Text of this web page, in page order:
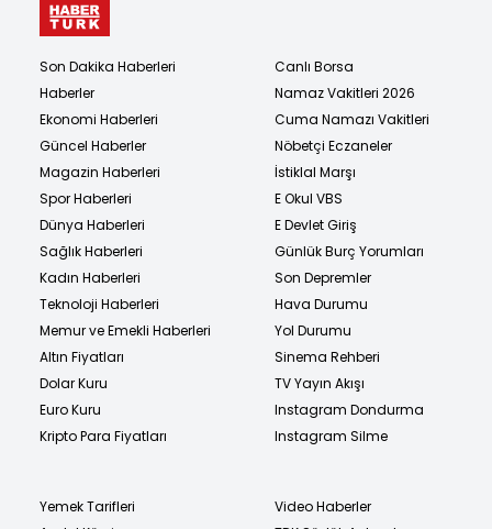
Son Dakika Haberleri
Haberler
Ekonomi Haberleri
Güncel Haberler
Magazin Haberleri
Spor Haberleri
Dünya Haberleri
Sağlık Haberleri
Kadın Haberleri
Teknoloji Haberleri
Memur ve Emekli Haberleri
Altın Fiyatları
Dolar Kuru
Euro Kuru
Kripto Para Fiyatları
Canlı Borsa
Namaz Vakitleri 2026
Cuma Namazı Vakitleri
Nöbetçi Eczaneler
İstiklal Marşı
E Okul VBS
E Devlet Giriş
Günlük Burç Yorumları
Son Depremler
Hava Durumu
Yol Durumu
Sinema Rehberi
TV Yayın Akışı
Instagram Dondurma
Instagram Silme
Yemek Tarifleri
Video Haberler